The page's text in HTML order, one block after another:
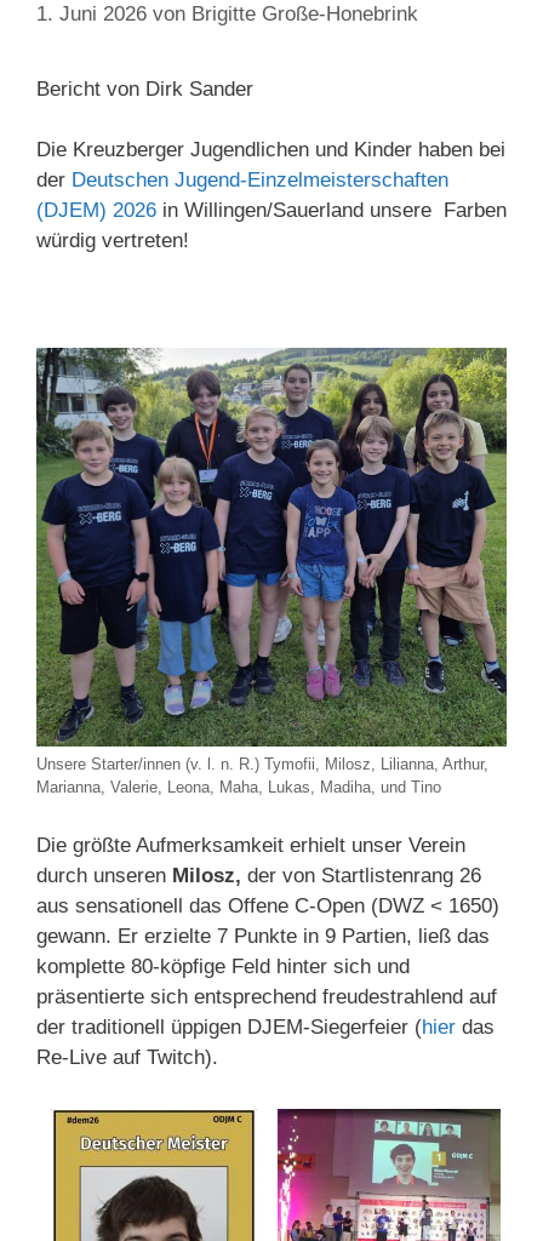
1. Juni 2026 von Brigitte Große-Honebrink
Bericht von Dirk Sander
Die Kreuzberger Jugendlichen und Kinder haben bei
der Deutschen Jugend-Einzelmeisterschaften
(DJEM) 2026 in Willingen/Sauerland unsere Farben
würdig vertreten!
Unsere Starter/innen (v. l. n. R.) Tymofii, Milosz, Lilianna, Arthur,
Marianna, Valerie, Leona, Maha, Lukas, Madiha, und Tino
Die größte Aufmerksamkeit erhielt unser Verein
durch unseren Milosz, der von Startlistenrang 26
aus sensationell das Offene C-Open (DWZ < 1650)
gewann. Er erzielte 7 Punkte in 9 Partien, ließ das
komplette 80-köpfige Feld hinter sich und
präsentierte sich entsprechend freudestrahlend auf
der traditionell üppigen DJEM-Siegerfeier (hier das
Re-Live auf Twitch).